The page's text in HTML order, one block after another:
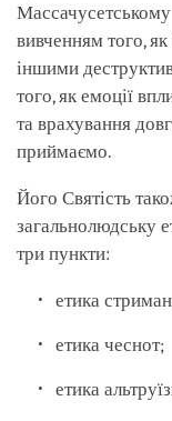
Массачусетському
вивченням того,
іншими
того, як емоції
та врахування
приймаємо.
Його Святість
загальнолюдську
три пункти:
етика
етика чеснот;
етика